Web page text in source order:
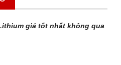
giá tốt nhất không qua